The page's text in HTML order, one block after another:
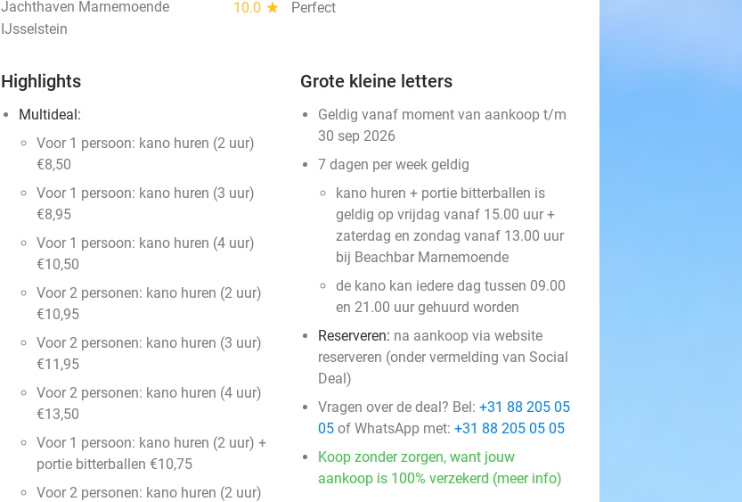
Jachthaven Marnemoende 10.0 star
Perfect
IJsselstein
Highlights
Multideal:
Voor 1 persoon: kano huren (2 uur)
€8,50
Voor 1 persoon: kano huren (3 uur)
€8,95
Voor 1 persoon: kano huren (4 uur)
€10,50
Voor 2 personen: kano huren (2 uur)
€10,95
Voor 2 personen: kano huren (3 uur)
€11,95
Voor 2 personen: kano huren (4 uur)
€13,50
Voor 1 persoon: kano huren (2 uur) +
portie bitterballen €10,75
Voor 2 personen: kano huren (2 uur)
Grote kleine letters
Geldig vanaf moment van aankoop t/m
30 sep 2026
7 dagen per week geldig
kano huren + portie bitterballen is
geldig op vrijdag vanaf 15.00 uur +
zaterdag en zondag vanaf 13.00 uur
bij Beachbar Marnemoende
de kano kan iedere dag tussen 09.00
en 21.00 uur gehuurd worden
Reserveren: na aankoop via website
reserveren (onder vermelding van Social
Deal)
Vragen over de deal? Bel: +31 88 205 05
05 of WhatsApp met: +31 88 205 05 05
Koop zonder zorgen, want jouw
aankoop is 100% verzekerd (meer info)